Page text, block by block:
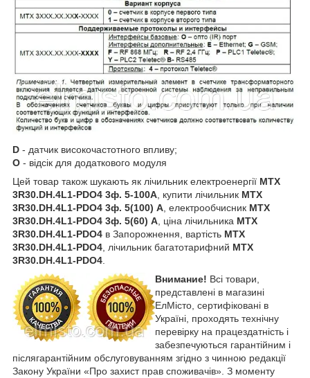
D - датчик високочастотного впливу;
O - відсік для додаткового модуля
Цей товар також шукають як лічильник електроенергії MTX
3R30.DH.4L1-PDO4 3ф. 5-100А , купити лічильник MTX
3R30.DH.4L1-PDO4 3ф. 5(100) А , електрообчисник MTX
3R30.DH.4L1-PDO4 3ф. 5(60) А , ціна лічильника MTX
3R30.DH.4L1-PDO4 в Запорожнення, вартість MTX
3R30.DH.4L1-PDO4 , лiчильник багатотарифний MTX
3R30.DH.4L1-PDO4
Внимание! Всі товари,
представлені в магазині
ЕлМісто, сертифіковані в
Україні, проходять технічну
перевірку на працездатність і
забезпечуються гарантійним і
післягарантійним обслуговуванням згідно з чинною редакції
Закону України «Про захист прав споживачів». З моменту